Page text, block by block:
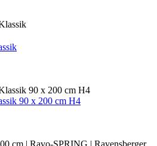
90 x 200 cm H4